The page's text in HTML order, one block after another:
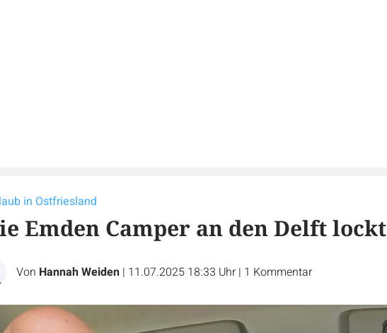
in Ostfriesland
Emden Camper an den Delft lockt
Von Hannah Weiden | 11.07.2025 18:33 Uhr | 1 Kommentar